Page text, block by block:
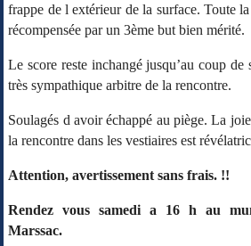
frappe de l extérieur de la surface. Toute
récompensée par un 3ème but bien mérité.
Le score reste inchangé jusqu’au coup
très sympathique arbitre de la rencontre.
Soulagés d avoir échappé au piège. La
la rencontre dans les vestiaires est
Attention, avertissement sans frais. !!
Rendez vous samedi a 16 h au
Marssac.